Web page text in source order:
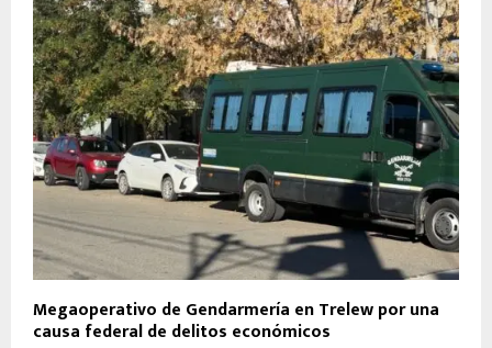
Megaoperativo de Gendarmería en Trelew por una
causa federal de delitos económicos